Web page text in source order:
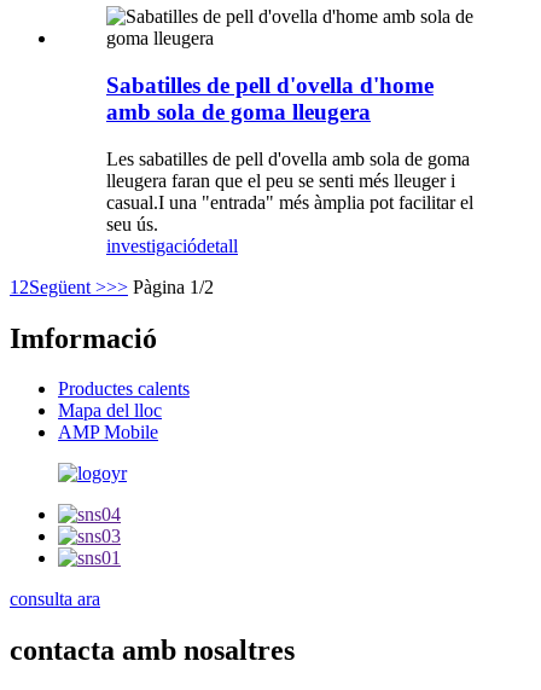
Sabatilles de pell d'ovella d'home
amb sola de goma lleugera
Les sabatilles de pell d'ovella amb sola de goma
lleugera faran que el peu se senti més lleuger i
casual.I una "entrada" més àmplia pot facilitar el
seu ús.
investigaciódetall
1 2Següent >>> Pàgina 1/2
Imformació
Productes calents
Mapa del lloc
AMP Mobile
consulta ara
contacta amb nosaltres